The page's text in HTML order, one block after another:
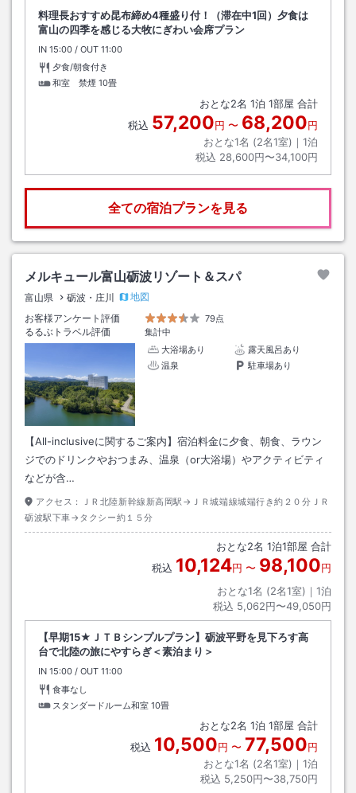
料理長おすすめ昆布締め4種盛り付！（滞在中1回）夕食は
富山の四季を感じる大牧にぎわい会席プラン
IN チェックイン
15:00 / OUT チェックアウト
11:00
夕食/朝食付き
和室 禁煙 10畳
おとな2名 1泊 1部屋 合計
税込 57,200円 〜 68,200円
おとな1名 (2名1室)｜ 1泊
税込 28,600円〜34,100円
全ての宿泊プランを見る
メルキュール富山砺波リゾート＆スパ
富山県 砺波・庄川
地図
お客様アンケート評価
79点
るるぶトラベル評価
集計中
大浴場あり
露天風呂あり
温泉
駐車場あり
【All-inclusiveに関するご案内】宿泊料金に夕食、朝食、ラウン
ジでのドリンクやおつまみ、温泉（or大浴場）やアクティビティ
などが含…
アクセス：
ＪＲ北陸新幹線新高岡駅→ＪＲ城端線城端行き約２０分ＪＲ
砺波駅下車→タクシー約１５分
おとな2名 1泊1部屋 合計
税込 10,124円 〜 98,100円
おとな1名 (2名1室)｜ 1泊
税込 5,062円〜49,050円
【早期15★ＪＴＢシンプルプラン】砺波平野を見下ろす高
台で北陸の旅にやすらぎ＜素泊まり＞
IN チェックイン
15:00 / OUT チェックアウト
11:00
食事なし
スタンダードルーム和室 10畳
おとな2名 1泊 1部屋 合計
税込 10,500円 〜 77,500円
おとな1名 (2名1室)｜ 1泊
税込 5,250円〜38,750円